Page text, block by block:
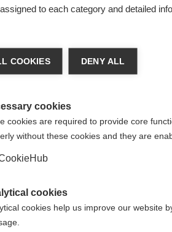
des
du
de langue
United States (English)
Oui, je souhaite être
to each category and detailed
COOKIES DENY ALL
cookies
cookies are required to provide core
without these cookies and they are
cookies
cookies help us improve our website